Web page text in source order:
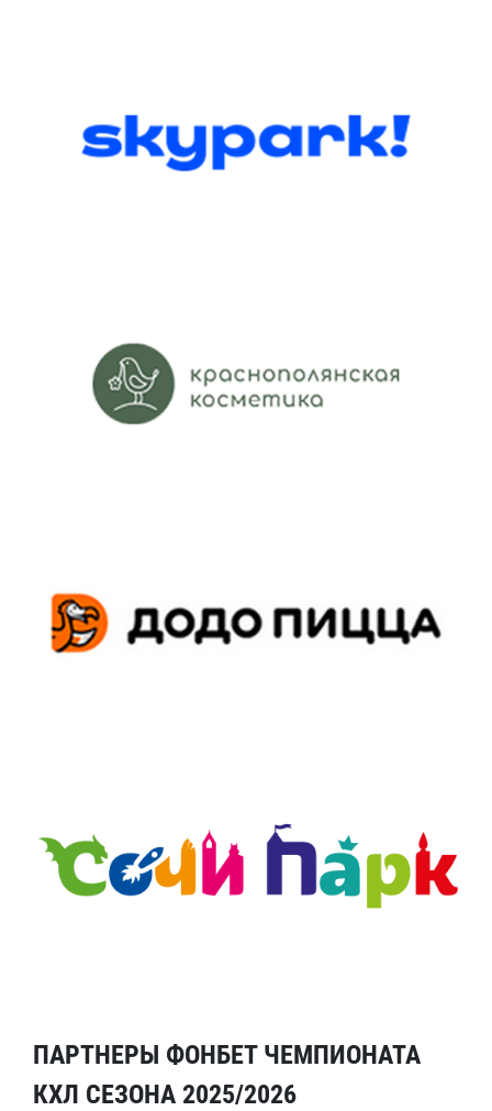
ПАРТНЕРЫ ФОНБЕТ ЧЕМПИОНАТА
КХЛ СЕЗОНА 2025/2026